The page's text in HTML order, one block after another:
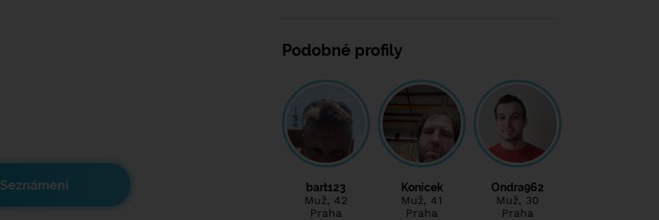
Seznámení
Podobné profily
bart123
Muž, 42
Praha
Konicek
Muž, 41
Praha
Ondra962
Muž, 30
Praha